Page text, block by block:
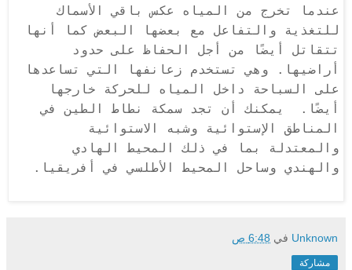
عندما تخرج من المياه عكس باقي الأسماك
للتغذية والتفاعل مع بعضها البعض كما أنها
تتقاتل أيضًا من أجل الحفاظ على حدود
أراضيها. وهي تستخدم زعانفها التي تساعدها
على السباحة داخل المياه للحركة خارجها
أيضًا. يمكنك أن تجد سمكة نطاط الطين في
المناطق الإستوائية وشبه الاستوائية
والمعتدلة بما في ذلك المحيط الهادي
والهندي وساحل المحيط الأطلسي في أفريقيا .
Unknown في 6:48 ص
مشاركة